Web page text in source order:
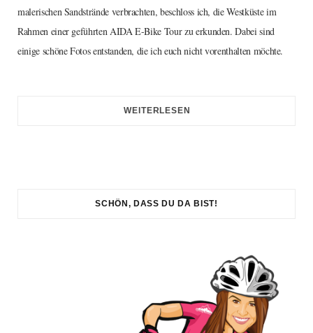
malerischen Sandstrände verbrachten, beschloss ich, die Westküste im
Rahmen einer geführten AIDA E-Bike Tour zu erkunden. Dabei sind
einige schöne Fotos entstanden, die ich euch nicht vorenthalten möchte.
WEITERLESEN
SCHÖN, DASS DU DA BIST!